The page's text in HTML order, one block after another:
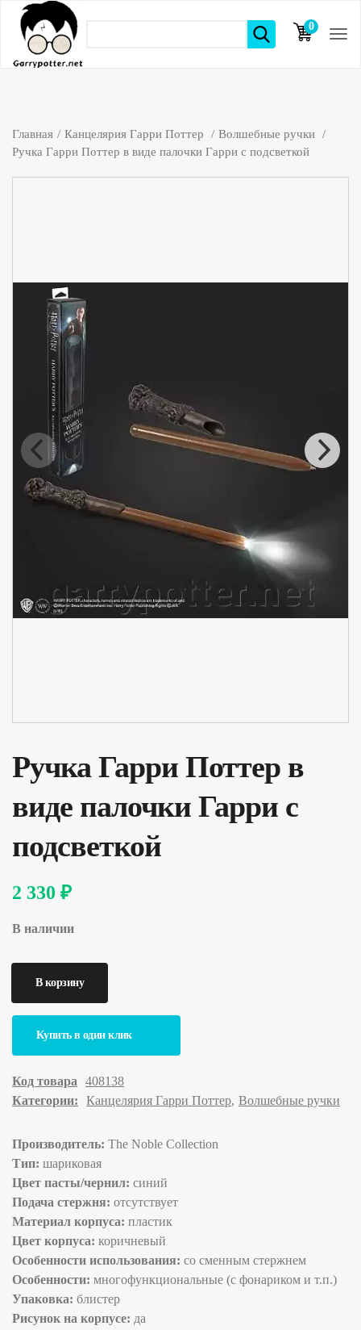
0
элементов
Главная Канцелярия Гарри Поттер
Волшебные ручки
Ручка Гарри Поттер в виде палочки Гарри с подсветкой
Ручка Гарри Поттер в
виде палочки Гарри с
подсветкой
2 330 ₽
В наличии
Купить в один клик
Код товара
408138
Категории:
Канцелярия Гарри Поттер Волшебные ручки
Производитель: The Noble Collection
Тип: шариковая
Цвет пасты/чернил: синий
Подача стержня: отсутствует
Материал корпуса: пластик
Цвет корпуса: коричневый
Особенности использования: со сменным стержнем
Особенности: многофункциональные (с фонариком и т.п.)
Упаковка: блистер
Рисунок на корпусе: да